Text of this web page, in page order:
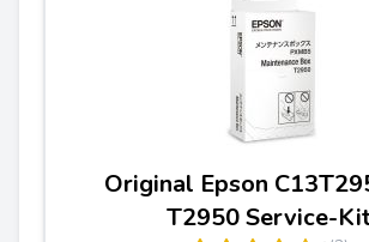
Original Epson
T2950 Service-